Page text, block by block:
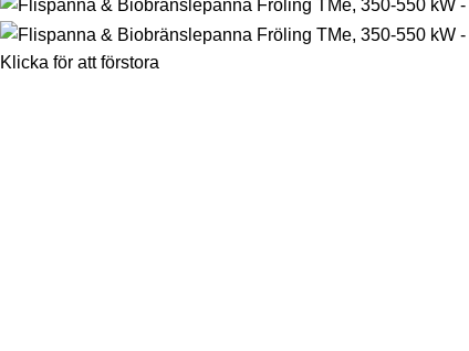
Klicka för att förstora